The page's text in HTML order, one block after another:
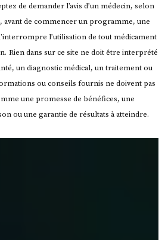
de demander l’avis d’un médecin, selon
de commencer un programme, une
l’utilisation de tout médicament
Rien dans sur ce site ne doit être interprété
un diagnostic médical, un traitement ou
ou conseils fournis ne doivent pas
une promesse de bénéfices, une
ou une garantie de résultats à atteindre.